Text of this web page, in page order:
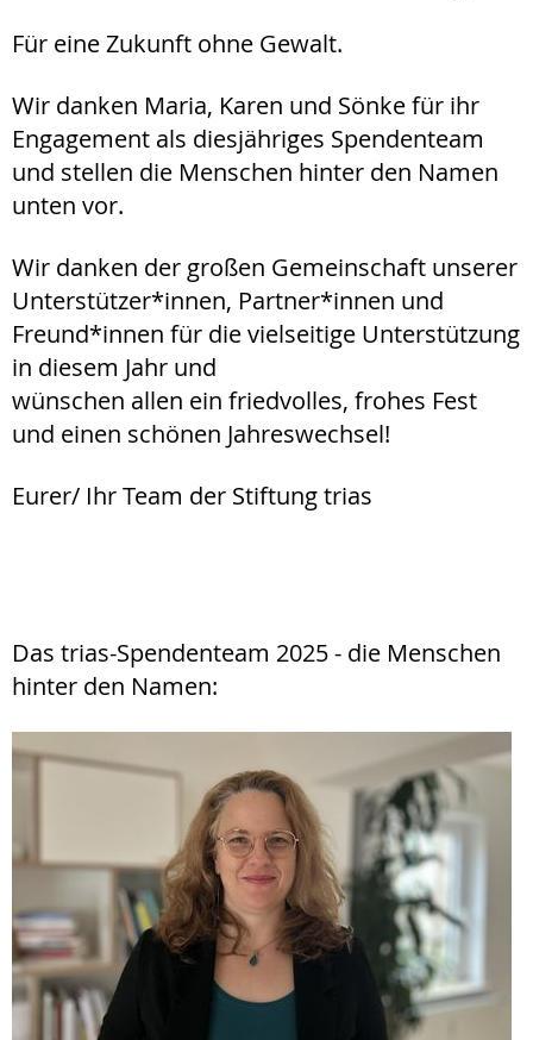
Für eine Zukunft ohne Gewalt.
Wir danken Maria, Karen und Sönke für ihr
Engagement als diesjähriges Spendenteam
und stellen die Menschen hinter den Namen
unten vor.
Wir danken der großen Gemeinschaft unserer
Unterstützer*innen, Partner*innen und
Freund*innen für die vielseitige Unterstützung
in diesem Jahr und
wünschen allen ein friedvolles, frohes Fest
und einen schönen Jahreswechsel!
Eurer/ Ihr Team der Stiftung trias
Das trias-Spendenteam 2025 - die Menschen
hinter den Namen: